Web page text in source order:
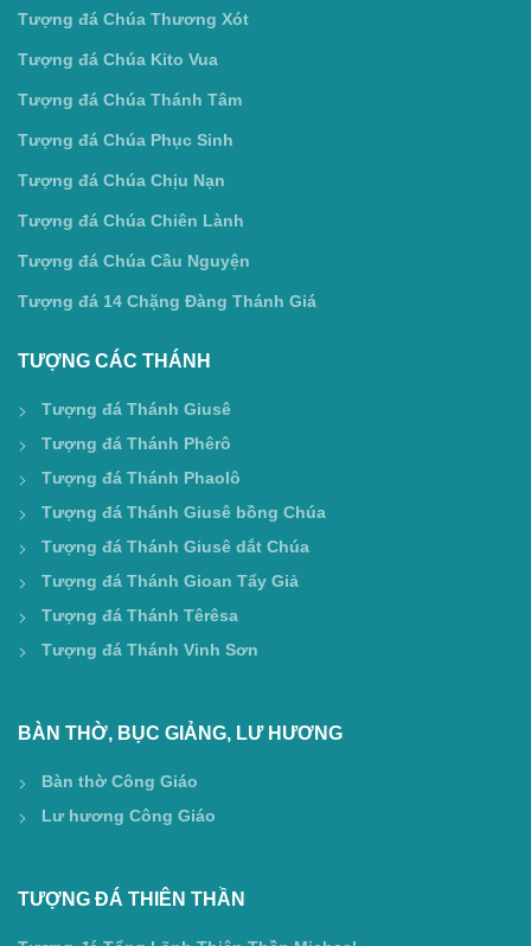
Tượng đá Chúa Thương Xót
Tượng đá Chúa Kito Vua
Tượng đá Chúa Thánh Tâm
Tượng đá Chúa Phục Sinh
Tượng đá Chúa Chịu Nạn
Tượng đá Chúa Chiên Lành
Tượng đá Chúa Cầu Nguyện
Tượng đá 14 Chặng Đàng Thánh Giá
TƯỢNG CÁC THÁNH
Tượng đá Thánh Giusê
Tượng đá Thánh Phêrô
Tượng đá Thánh Phaolô
Tượng đá Thánh Giusê bồng Chúa
Tượng đá Thánh Giusê dắt Chúa
Tượng đá Thánh Gioan Tẩy Giả
Tượng đá Thánh Têrêsa
Tượng đá Thánh Vinh Sơn
BÀN THỜ, BỤC GIẢNG, LƯ HƯƠNG
Bàn thờ Công Giáo
Lư hương Công Giáo
TƯỢNG ĐÁ THIÊN THẦN